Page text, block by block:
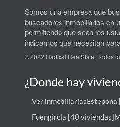
recurrentes con la posibilidad
de la propiedad durante varias
MPSS-0003.
Somos una empresa que
buscadores inmobiliarios en
permitiendo que sean los
indicarnos que necesitan
© 2022 Radical RealState, Todos
¿Donde hay
Ver inmobiliariasEstepona
Fuengirola [40 viviendas]